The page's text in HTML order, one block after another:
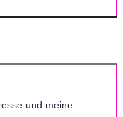
und meine